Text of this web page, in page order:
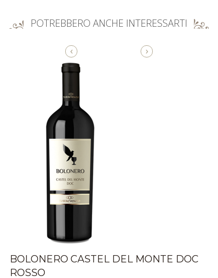
POTREBBERO ANCHE INTERESSARTI
‹ ›
BOLONERO CASTEL DEL MONTE DOC
ROSSO